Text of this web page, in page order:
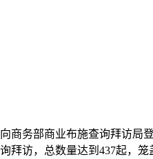
务部商业布施查询拜访局
拜访，总数量达到437起，